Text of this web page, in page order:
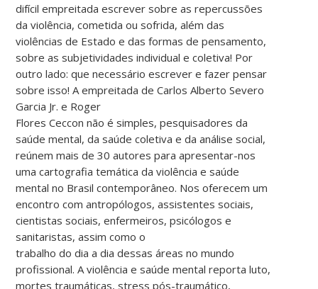
difícil empreitada escrever sobre as repercussões
da violência, cometida ou sofrida, além das
violências de Estado e das formas de pensamento,
sobre as subjetividades individual e coletiva! Por
outro lado: que necessário escrever e fazer pensar
sobre isso! A empreitada de Carlos Alberto Severo
Garcia Jr. e Roger
Flores Ceccon não é simples, pesquisadores da
saúde mental, da saúde coletiva e da análise social,
reúnem mais de 30 autores para apresentar-nos
uma cartografia temática da violência e saúde
mental no Brasil contemporâneo. Nos oferecem um
encontro com antropólogos, assistentes sociais,
cientistas sociais, enfermeiros, psicólogos e
sanitaristas, assim como o
trabalho do dia a dia dessas áreas no mundo
profissional. A violência e saúde mental reporta luto,
mortes traumáticas, stress pós-traumático,